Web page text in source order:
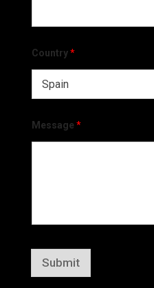
Country*
Message *
Submit